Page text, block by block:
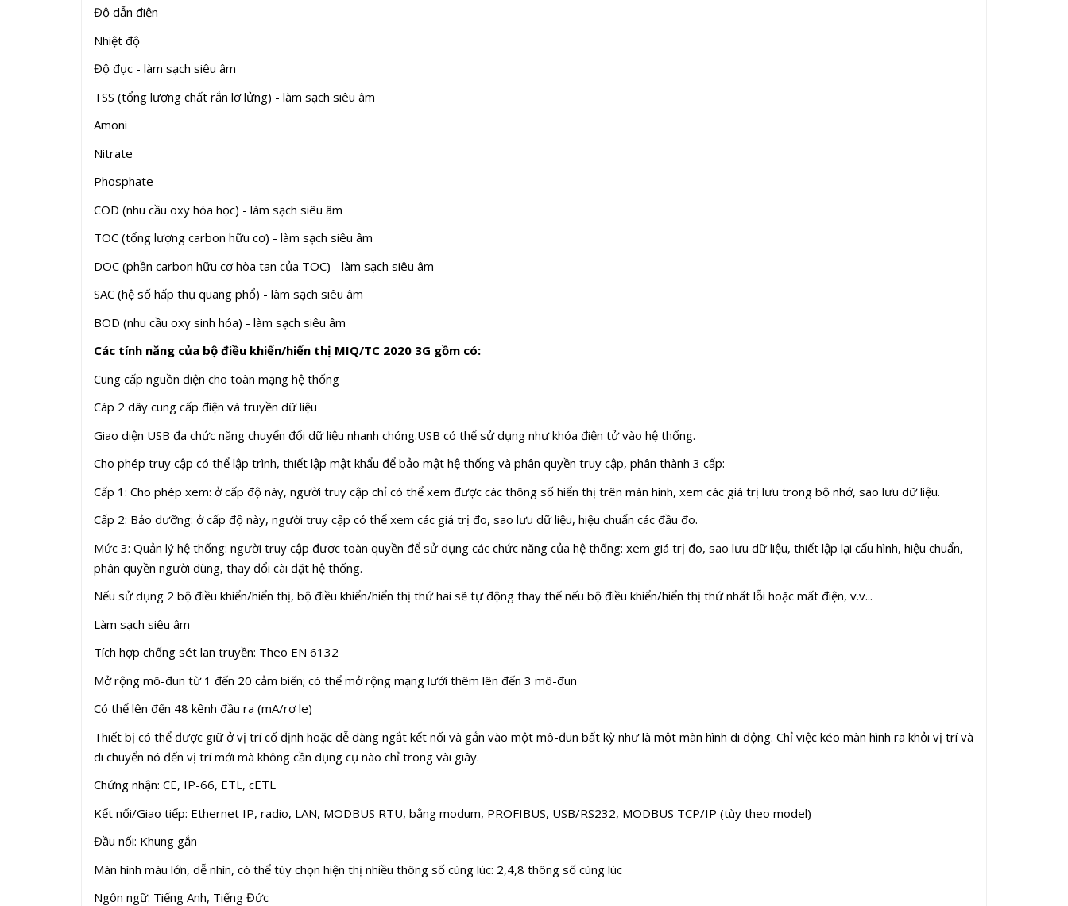
Độ dẫn điện
Nhiệt độ
Độ đục - làm sạch siêu âm
TSS (tổng lượng chất rắn lơ lửng) - làm sạch siêu âm
Amoni
Nitrate
Phosphate
COD (nhu cầu oxy hóa học) - làm sạch siêu âm
TOC (tổng lượng carbon hữu cơ) - làm sạch siêu âm
DOC (phần carbon hữu cơ hòa tan của TOC) - làm sạch siêu âm
SAC (hệ số hấp thụ quang phổ) - làm sạch siêu âm
BOD (nhu cầu oxy sinh hóa) - làm sạch siêu âm
Các tính năng của bộ điều khiển/hiển thị MIQ/TC 2020 3G gồm có:
Cung cấp nguồn điện cho toàn mạng hệ thống
Cáp 2 dây cung cấp điện và truyền dữ liệu
Giao diện USB đa chức năng chuyển đổi dữ liệu nhanh chóng.USB có thể sử dụng như khóa điện tử vào hệ thống.
Cho phép truy cập có thể lập trình, thiết lập mật khẩu để bảo mật hệ thống và phân quyền truy cập, phân thành 3 cấp:
Cấp 1: Cho phép xem: ở cấp độ này, người truy cập chỉ có thể xem được các thông số hiển thị trên màn hình, xem các giá trị lưu trong bộ nhớ, sao lưu dữ liệu.
Cấp 2: Bảo dưỡng: ở cấp độ này, người truy cập có thể xem các giá trị đo, sao lưu dữ liệu, hiệu chuẩn các đầu đo.
Mức 3: Quản lý hệ thống: người truy cập được toàn quyền để sử dụng các chức năng của hệ thống: xem giá trị đo, sao lưu dữ liệu, thiết lập lại cấu hình, hiệu chuẩn,
phân quyền người dùng, thay đổi cài đặt hệ thống.
Nếu sử dụng 2 bộ điều khiển/hiển thị, bộ điều khiển/hiển thị thứ hai sẽ tự động thay thế nếu bộ điều khiển/hiển thị thứ nhất lỗi hoặc mất điện, v.v...
Làm sạch siêu âm
Tích hợp chống sét lan truyền: Theo EN 6132
Mở rộng mô-đun từ 1 đến 20 cảm biến; có thể mở rộng mạng lưới thêm lên đến 3 mô-đun
Có thể lên đến 48 kênh đầu ra (mA/rơ le)
Thiết bị có thể được giữ ở vị trí cố định hoặc dễ dàng ngắt kết nối và gắn vào một mô-đun bất kỳ như là một màn hình di động. Chỉ việc kéo màn hình ra khỏi vị trí và
di chuyển nó đến vị trí mới mà không cần dụng cụ nào chỉ trong vài giây.
Chứng nhận: CE, IP-66, ETL, cETL
Kết nối/Giao tiếp: Ethernet IP, radio, LAN, MODBUS RTU, bằng modum, PROFIBUS, USB/RS232, MODBUS TCP/IP (tùy theo model)
Đầu nối: Khung gắn
Màn hình màu lớn, dễ nhìn, có thể tùy chọn hiện thị nhiều thông số cùng lúc: 2,4,8 thông số cùng lúc
Ngôn ngữ: Tiếng Anh, Tiếng Đức